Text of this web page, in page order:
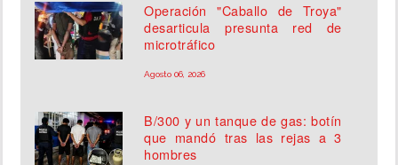
Operación "Caballo de Troya"
desarticula presunta red de
microtráfico
Agosto 06, 2026
B/300 y un tanque de gas: botín
que mandó tras las rejas a 3
hombres